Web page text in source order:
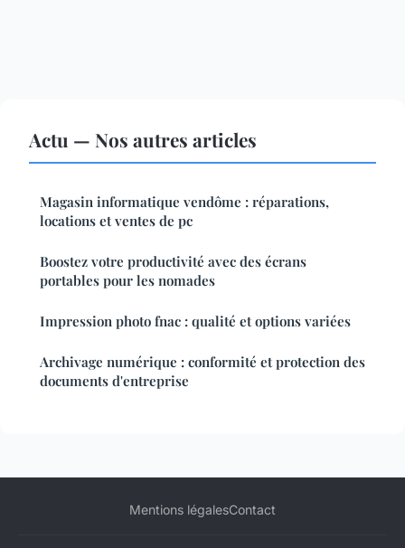
Actu — Nos autres articles
Magasin informatique vendôme : réparations,
locations et ventes de pc
Boostez votre productivité avec des écrans
portables pour les nomades
Impression photo fnac : qualité et options variées
Archivage numérique : conformité et protection des
documents d'entreprise
Mentions légalesContact